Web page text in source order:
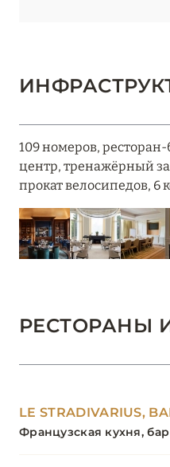
109 номеров,
центр, тренажёрный
прокат велосипедов, 6
РЕСТОРАНЫ
LE STRADIVARIUS,
Французская кухня, бар